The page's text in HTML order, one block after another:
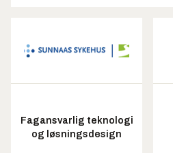
Fagansvarlig teknologi
og løsningsdesign